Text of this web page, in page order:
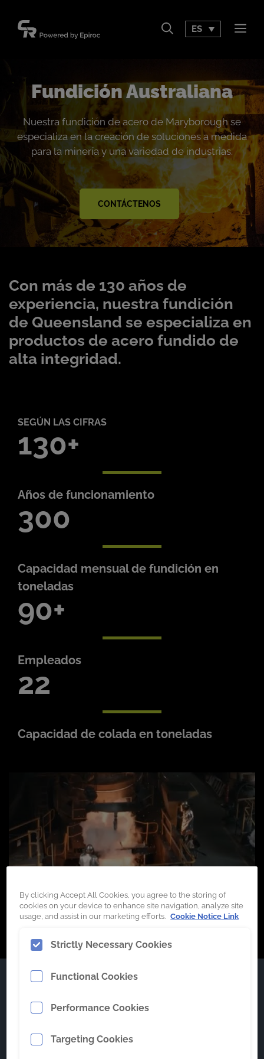
contenido
ES
Fundición Australiana
Nuestra fundición de acero de Maryborough se
especializa en la creación de soluciones a medida
para la minería y una variedad de industrias.
CONTÁCTENOS
Con más de 130 años de
experiencia, nuestra fundición
de Queensland se especializa en
productos de acero fundido de
alta integridad.
SEGÚN LAS CIFRAS
130
Años de funcionamiento
300
Capacidad mensual de fundición en
toneladas
90
Empleados
22
Capacidad de colada en toneladas
fundición
By clicking Accept All Cookies, you agree to the storing of
cookies on your device to enhance site navigation, analyze site
usage, and assist in our marketing efforts. Cookie Notice Link
Strictly Necessary Cookies
Functional Cookies
Performance Cookies
Targeting Cookies